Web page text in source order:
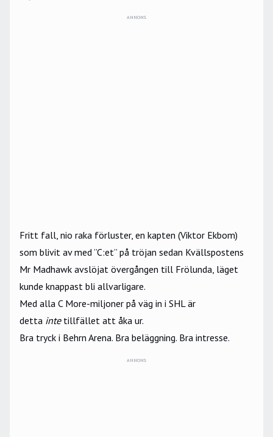
ANNONS
Fritt fall, nio raka förluster, en kapten (Viktor Ekbom)
som blivit av med ”C:et” på tröjan sedan Kvällspostens
Mr Madhawk avslöjat övergången till Frölunda, läget
kunde knappast bli allvarligare.
Med alla C More-miljoner på väg in i SHL är
detta intetillfället att åka ur.
Bra tryck i Behrn Arena. Bra beläggning. Bra intresse.
ANNONS